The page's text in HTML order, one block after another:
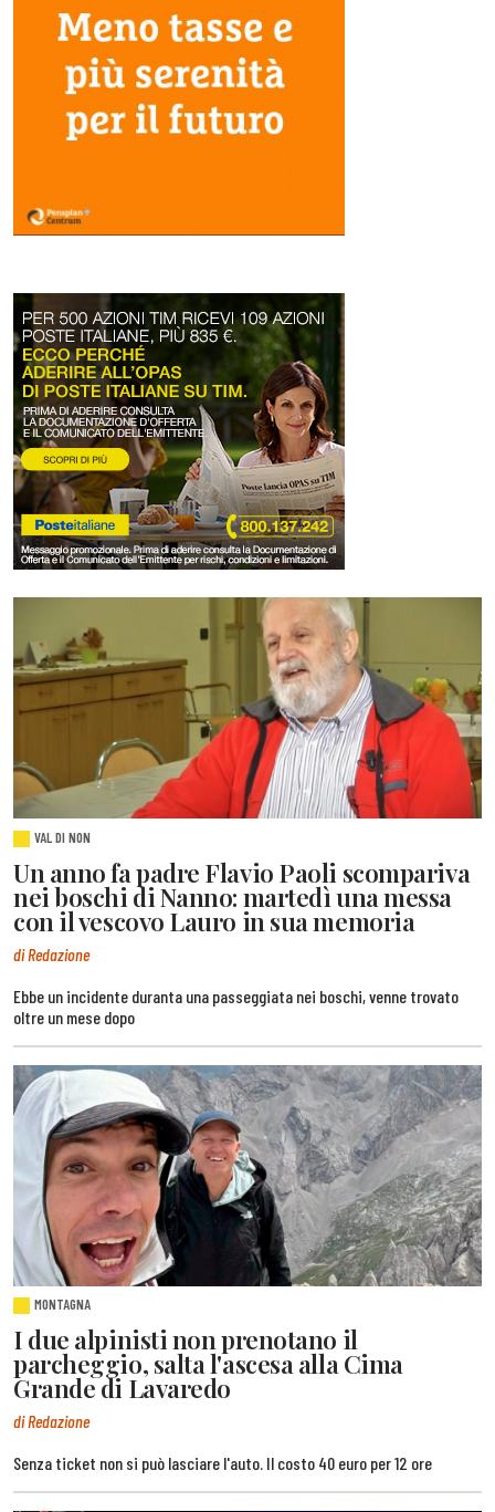
VAL DI NON
Un anno fa padre Flavio Paoli scompariva
nei boschi di Nanno: martedì una messa
con il vescovo Lauro in sua memoria
di Redazione
Ebbe un incidente duranta una passeggiata nei boschi, venne trovato
oltre un mese dopo
MONTAGNA
I due alpinisti non prenotano il
parcheggio, salta l'ascesa alla Cima
Grande di Lavaredo
di Redazione
Senza ticket non si può lasciare l'auto. Il costo 40 euro per 12 ore